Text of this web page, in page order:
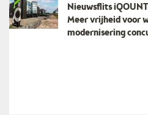
Nieuwsflits
Meer vrijheid voor
modernisering